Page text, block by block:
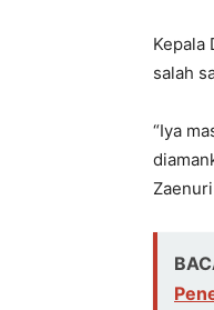
Kepala
salah
“Iya